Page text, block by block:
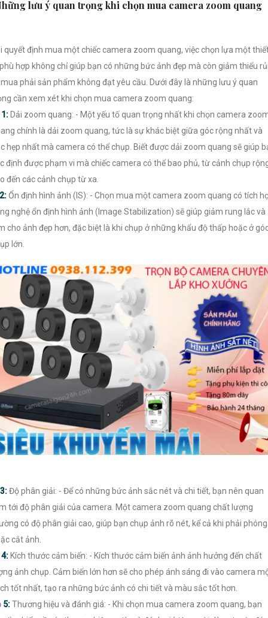
lưu ý quan trọng khi chọn mua camera zoom quang
quyết định mua một chiếc camera zoom quang, việc chọn lựa một
hợp không chỉ giúp bạn có những bức ảnh đẹp mà còn giảm thiểu
phải sản phẩm không đạt yêu cầu. Dưới đây là những lưu ý quan
cần xem xét khi chọn mua camera zoom quang:
1:Dải zoom quang: - Một yếu tố quan trọng nhất khi chọn camera
chính là dải zoom quang, tức là sự khác biệt giữa góc rộng nhất và
hẹp nhất mà camera có thể chụp. Biết được dải zoom quang sẽ giúp
định được phạm vi mà chiếc camera có thể bao phủ, từ cảnh chụp
đến các cảnh chụp từ xa.
2:Ổn định hình ảnh (IS): - Chọn mua một camera zoom quang có tích
nghệ ổn định hình ảnh (Image Stabilization) sẽ giúp giảm rung lắc và
cho ảnh đẹp hơn, đặc biệt là khi chụp ở những khẩu độ thấp hoặc ở
lớn.
3:Độ phân giải: - Để có những bức ảnh sắc nét và chi tiết, bạn nên quan
tới độ phân giải của camera. Một camera zoom quang chất lượng
có độ phân giải cao, giúp bạn chụp ảnh rõ nét, kể cả khi phải
cắt ảnh.
4: Kích thước cảm biến: - Kích thước cảm biến ảnh ảnh hưởng đến chất
ảnh chụp. Cảm biến lớn hơn sẽ cho phép ánh sáng đi vào camera
tốt nhất, tạo ra những bức ảnh có chi tiết và màu sắc tốt hơn.
5:Thương hiệu và đánh giá: - Khi chọn mua camera zoom quang, bạn